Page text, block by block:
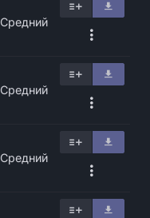
Средний
Средний
Средний